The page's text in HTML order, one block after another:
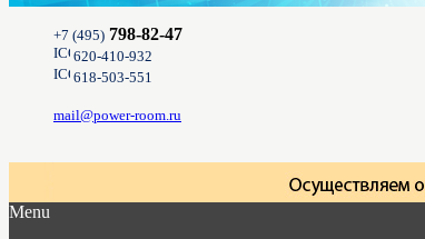
+7 (495) 798-82-47
620-410-932
618-503-551
mail@power-room.ru
Menu